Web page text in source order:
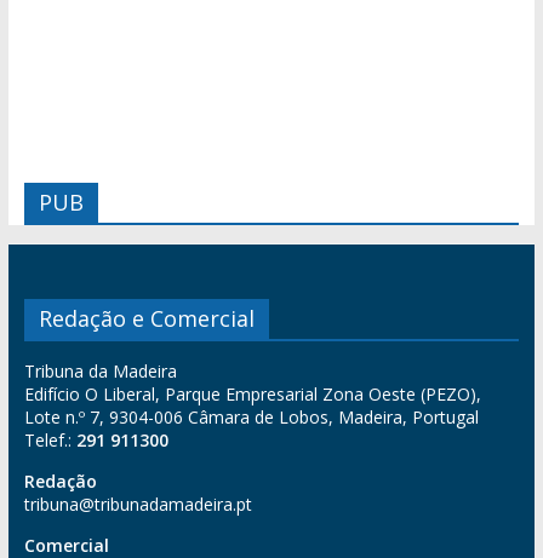
PUB
Redação e Comercial
Tribuna da Madeira
Edifício O Liberal, Parque Empresarial Zona Oeste (PEZO),
Lote n.º 7, 9304-006 Câmara de Lobos, Madeira, Portugal
Telef.: 291 911300
Redação
tribuna@tribunadamadeira.pt
Comercial